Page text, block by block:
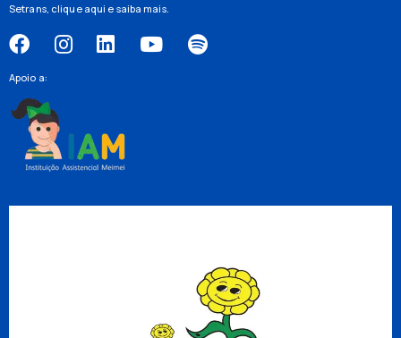
Setrans, clique aqui e saiba mais.
Apoio a: